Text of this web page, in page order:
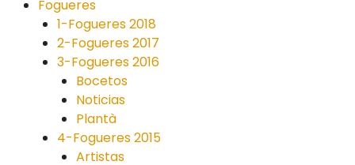
Fogueres
1-Fogueres 2018
2-Fogueres 2017
3-Fogueres 2016
Bocetos
Noticias
Plantà
4-Fogueres 2015
Artistas